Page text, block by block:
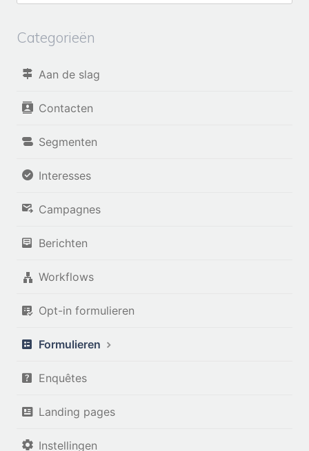
Categorieën
Aan de slag
Contacten
Segmenten
Interesses
Campagnes
Berichten
Workflows
Opt-in formulieren
Formulieren
Enquêtes
Landing pages
Instellingen